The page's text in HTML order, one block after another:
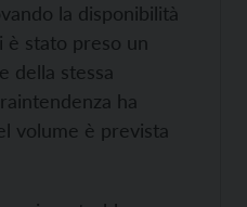
la disponibilità
è stato preso un
della stessa
ha
volume è prevista